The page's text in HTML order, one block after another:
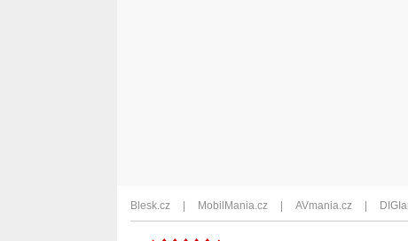
Blesk.cz MobilMania.cz AVmania.cz